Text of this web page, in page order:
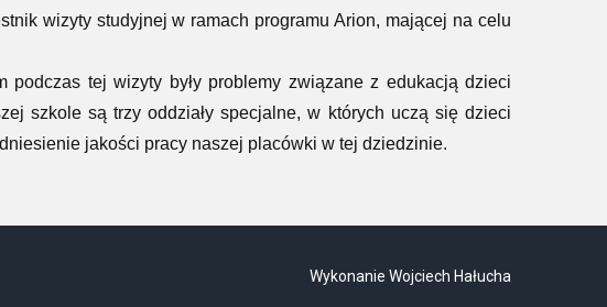
wizyty studyjnej w ramach programu Arion, mającej na celu
tej wizyty były problemy związane z edukacją dzieci
szkole są trzy oddziały specjalne, w których uczą się dzieci
jakości pracy naszej placówki w tej dziedzinie.
Wykonanie Wojciech Hałucha